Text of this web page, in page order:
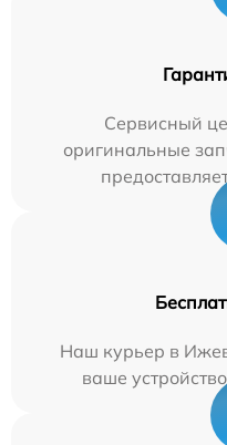
Сервисный
оригинальные
Наш курьер в
ваше